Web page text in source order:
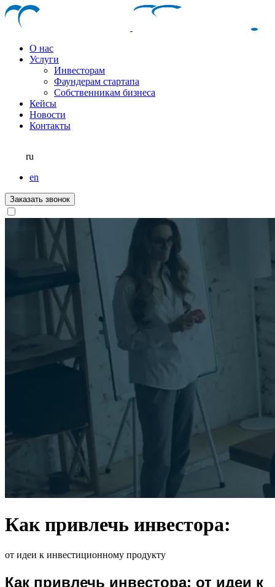
О нас
Услуги
Инвесторам
Фаундерам стартапа
Собственникам бизнеса
Кейсы
Новости
Контакты
ru
en
Заказать звонок
Как привлечь инвестора:
от идеи к инвестиционному продукту
Как привлечь инвестора: от идеи к